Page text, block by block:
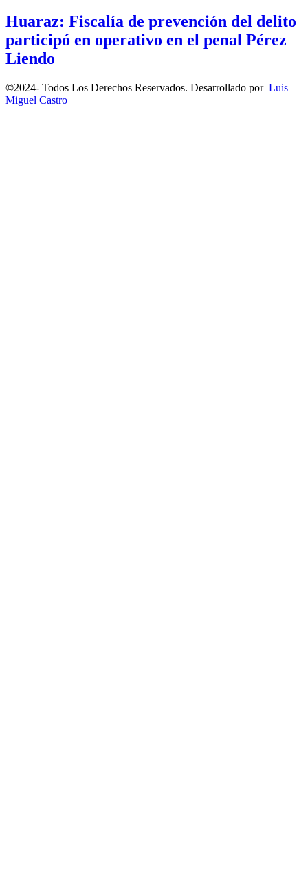
Huaraz: Fiscalía de prevención del delito
participó en operativo en el penal Pérez
Liendo
©2024- Todos Los Derechos Reservados. Desarrollado por Luis
Miguel Castro